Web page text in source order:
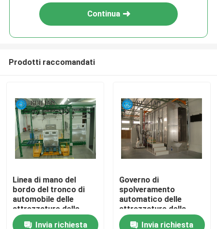
Chi siamo
Contatti
Continua
Prodotti raccomandati
Linea di mano del
bordo del tronco di
automobile delle
attrezzature della
verniciatura a spruzzo
Invia richiesta
Governo di
spolveramento
automatico delle
attrezzature della
verniciatura a spruzzo
Invia richiesta